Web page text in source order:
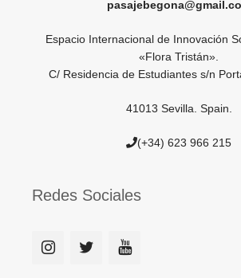
Espacio Internacional de Innovación
«Flora Tristán».
C/ Residencia de Estudiantes s/n
41013 Sevilla. Spain.
(+34) 623 966 215
Redes Sociales